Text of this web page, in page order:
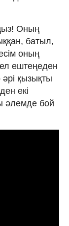
Оның
батыл,
оның
ештеңеден
әрі қызықты
екі
әлемде бой